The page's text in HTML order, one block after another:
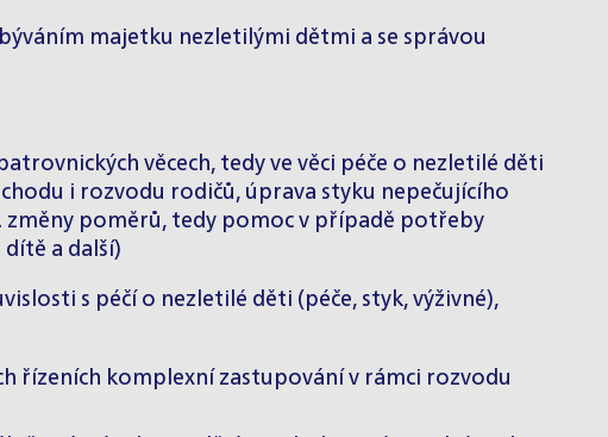
majetku nezletilými dětmi a se správou
věcech, tedy ve věci péče o nezletilé děti
i rozvodu rodičů, úprava styku nepečujícího
změny poměrů, tedy pomoc v případě potřeby
a další)
s péčí o nezletilé děti (péče, styk, výživné),
řízeních komplexní zastupování v rámci rozvodu